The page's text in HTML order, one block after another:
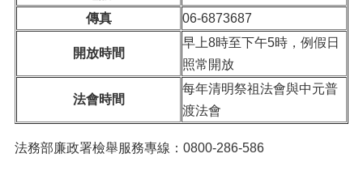
傳真
06-6873687
開放時間
早上8時至下午5時，例假日
照常開放
法會時間
每年清明祭祖法會與中元普
渡法會
法務部廉政署檢舉服務專線：0800-286-586